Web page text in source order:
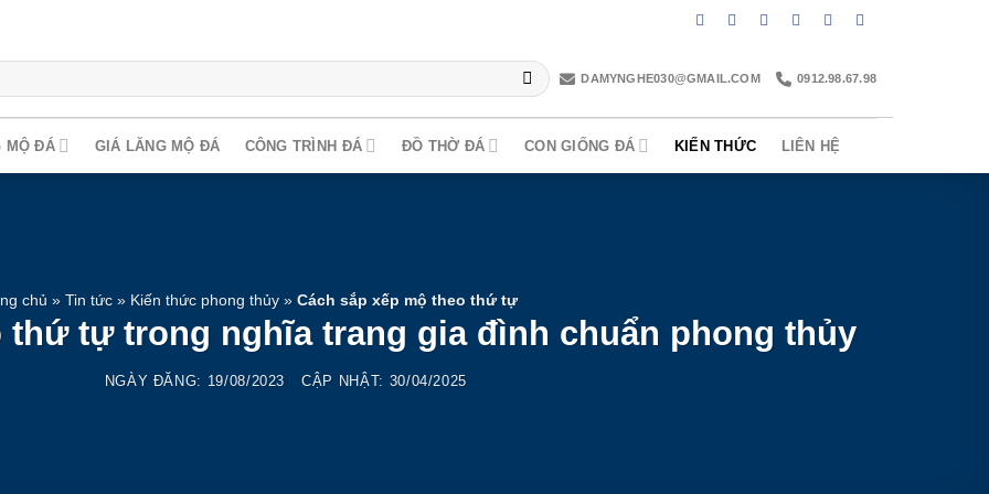
DAMYNGHE030@GMAIL.COM 0912.98.67.98
MỘ ĐÁ GIÁ LĂNG MỘ ĐÁ CÔNG TRÌNH ĐÁ ĐỒ THỜ ĐÁ CON GIỐNG ĐÁ KIẾN THỨC LIÊN HỆ
chủ » Tin tức » Kiến thức phong thủy » Cách sắp xếp mộ theo thứ tự
thứ tự trong nghĩa trang gia đình chuẩn phong thủy
NGÀY ĐĂNG: 19/08/2023 CẬP NHẬT: 30/04/2025